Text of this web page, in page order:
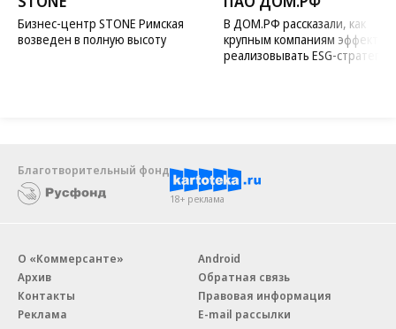
Бизнес-центр STONE Римская
возведен в полную высоту
В ДОМ.РФ рассказали, как
крупным компаниям
реализовывать ESG-стратегию
Благотворительный фонд
18+ реклама
О «Коммерсанте»
Архив
Контакты
Реклама
Android
Обратная связь
Правовая информация
E-mail рассылки